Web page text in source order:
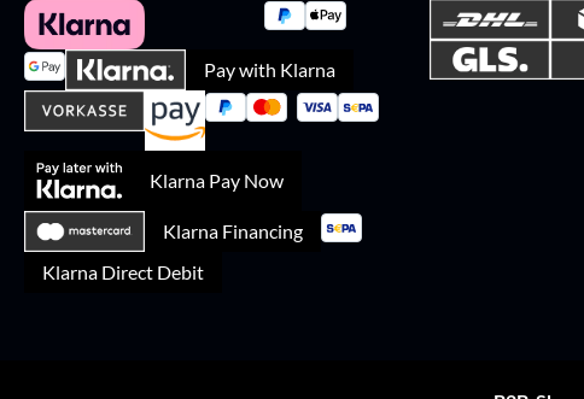
Pay with Klarna
Klarna Pay Now
Klarna Financing
Klarna Direct Debit